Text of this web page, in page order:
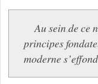
Au sein de ce
principes
moderne